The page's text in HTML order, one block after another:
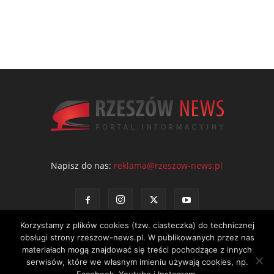
Napisz do nas: reklama@rzeszow-news.pl
Kontakt Polityka prywatności Regulamin portalu
Korzystamy z plików cookies (tzw. ciasteczka) do technicznej
obsługi strony rzeszow-news.pl. W publikowanych przez nas
materiałach mogą znajdować się treści pochodzące z innych
serwisów, które we własnym imieniu używają cookies, np.